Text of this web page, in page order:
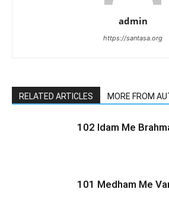
admin
https://santasa.org
RELATED ARTICLES MORE FROM
102 Idam Me
101 Medham Me